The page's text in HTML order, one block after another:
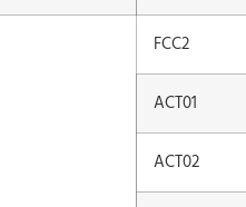
FCC2
ACT01
ACT02